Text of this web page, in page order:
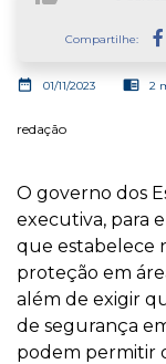
Compartilhe:
date_range 01/11/2023 chrome_reader_mode 2
redação
O governo dos
executiva, para
que estabelece
proteção em
além de exigir
de segurança
podem permitir